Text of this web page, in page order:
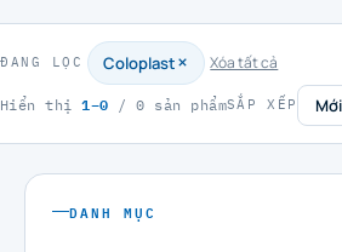
ĐANG LỌC Coloplast Xóa tất cả
Hiển thị1–0 / 0 sản phẩmSẮP XẾP
DANH MỤC